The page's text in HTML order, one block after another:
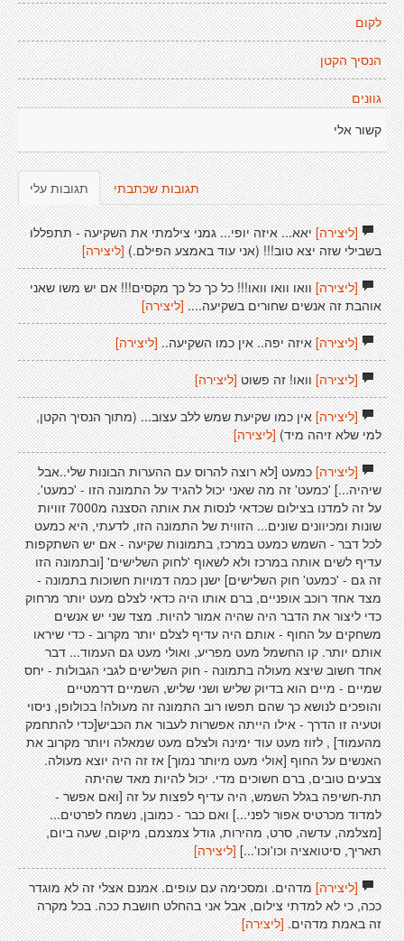
לקום
הנסיך הקטן
גוונים
קשור אלי
תגובות עלי תגובות שכתבתי
[ליצירה]יאא... איזה יופי... גמני צילמתי את השקיעה - תתפללו
בשבילי שזה יצא טוב!!! (אני עוד באמצע הפילם.) [ליצירה]
[ליצירה]וואו וואו וואו!!! כל כך כל כך מקסים!!! אם יש משו שאני
אוהבת זה אנשים שחורים בשקיעה....[ליצירה]
[ליצירה]איזה יפה.. אין כמו השקיעה.. [ליצירה]
[ליצירה]וואו! זה פשוט [ליצירה]
[ליצירה]אין כמו שקיעת שמש ללב עצוב... (מתוך הנסיך הקטן,
למי שלא זיהה מיד) [ליצירה]
[ליצירה]כמעט [לא רוצה להרוס עם ההערות הבונות שלי..אבל
שיהיה...] 'כמעט' זה מה שאני יכול להגיד על התמונה הזו - 'כמעט'.
על זה למדנו בצילום שכדאי לנסות את אותה הסצנה מ7000 זוויות
שונות ומכיוונים שונים... הזווית של התמונה הזו, לדעתי, היא כמעט
לכל דבר - השמש כמעט במרכז, בתמונות שקיעה - אם יש השתקפות
עדיף לשים אותה במרכז ולא לשאוף 'לחוק השלישים' [ובתמונה הזו
זה גם - 'כמעט' חוק השלישים] ישנן כמה דמויות חשוכות בתמונה -
מצד אחד רוכב אופניים, ברם אותו היה כדאי לצלם מעט יותר מרחוק
כדי ליצור את הדבר היה שהיה אמור להיות. מצד שני יש אנשים
משחקים על החוף - אותם היה עדיף לצלם יותר מקרוב - כדי שיראו
אותם יותר. קו החשמל מעט מפריע, ואולי מעט גם העמוד... דבר
אחד חשוב שיצא מעולה בתמונה - חוק השלישים לגבי הגבולות - יחס
שמיים - מיים הוא בדיוק שליש ושני שליש, השמיים דרמטיים
והופכים לנושא כך שהם תפשו רוב התמונה זה מעולה! בכולופן, ניסוי
וטעיה זו הדרך - אילו הייתה אפשרות לעבור את הכביש[כדי להתחמק
מהעמוד] , לזוז מעט עוד ימינה ולצלם מעט שמאלה ויותר מקרוב את
האנשים על החוף [אולי מעט מיותר נמוך] אז זה היה יוצא מעולה.
צבעים טובים, ברם חשוכים מדי. יכול להיות מאד שהיתה
תת-חשיפה בגלל השמש, היה עדיף לפצות על זה [ואם אפשר -
למדוד מכרטיס אפור לפני...] ואם כבר - כמובן, נשמח לפרטים...
[מצלמה, עדשה, סרט, מהירות, גודל צמצמם, מיקום, שעה ביום,
תאריך, סיטואציה וכו'וכו'...] [ליצירה]
[ליצירה]מדהים. ומסכימה עם עופים. אמנם אצלי זה לא מוגדר
ככה, כי לא למדתי צילום, אבל אני בהחלט חושבת ככה. בכל מקרה
זה באמת מדהים. [ליצירה]